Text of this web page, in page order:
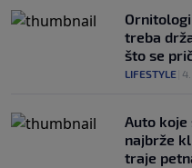
treba
što se
LIFESTYLE
Auto koje
najbrže
traje